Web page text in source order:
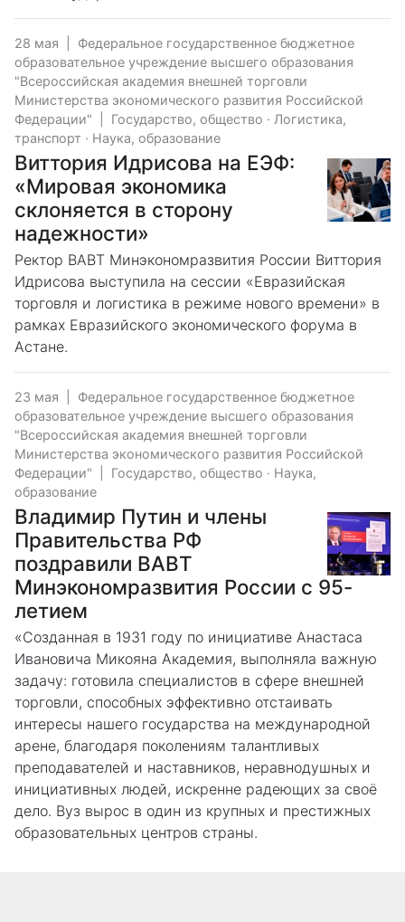
28 мая
Федеральное государственное бюджетное
образовательное учреждение высшего образования
"Всероссийская академия внешней торговли
Министерства экономического развития Российской
Федерации"
Государство, общество · Логистика,
транспорт · Наука, образование
Виттория Идрисова на ЕЭФ:
«Мировая экономика
склоняется в сторону
надежности»
Ректор ВАВТ Минэкономразвития России Виттория
Идрисова выступила на сессии «Евразийская
торговля и логистика в режиме нового времени» в
рамках Евразийского экономического форума в
Астане.
23 мая
Федеральное государственное бюджетное
образовательное учреждение высшего образования
"Всероссийская академия внешней торговли
Министерства экономического развития Российской
Федерации"
Государство, общество · Наука,
образование
Владимир Путин и члены
Правительства РФ
поздравили ВАВТ
Минэкономразвития России с 95-
летием
«Созданная в 1931 году по инициативе Анастаса
Ивановича Микояна Академия, выполняла важную
задачу: готовила специалистов в сфере внешней
торговли, способных эффективно отстаивать
интересы нашего государства на международной
арене, благодаря поколениям талантливых
преподавателей и наставников, неравнодушных и
инициативных людей, искренне радеющих за своё
дело. Вуз вырос в один из крупных и престижных
образовательных центров страны.